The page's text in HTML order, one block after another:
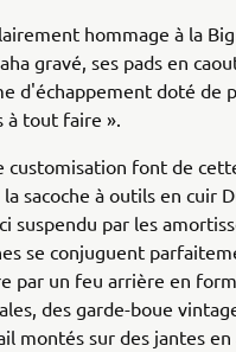
hommage à la
gravé, ses pads en
d'échappement doté
à tout faire ».
customisation font de
sacoche à outils en cuir
suspendu par les
se conjuguent
par un feu arrière en
des garde-boue
montés sur des jantes